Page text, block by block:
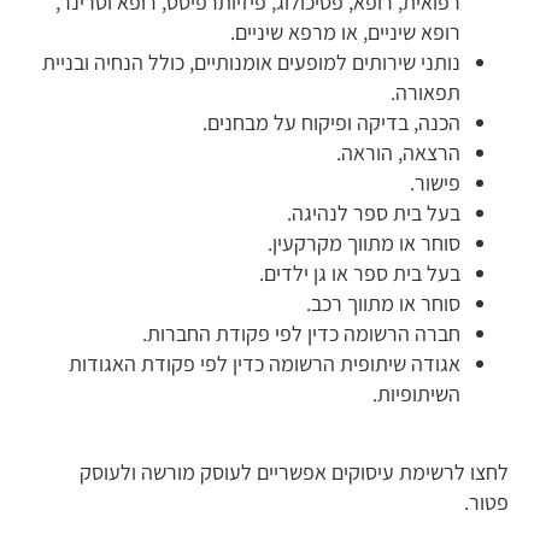
רופא שיניים, או מרפא שיניים.
נותני שירותים למופעים אומנותיים, כולל הנחיה ובניית
תפאורה.
הכנה, בדיקה ופיקוח על מבחנים.
הרצאה, הוראה.
פישור.
בעל בית ספר לנהיגה.
סוחר או מתווך מקרקעין.
בעל בית ספר או גן ילדים.
סוחר או מתווך רכב.
חברה הרשומה כדין לפי פקודת החברות.
אגודה שיתופית הרשומה כדין לפי פקודת האגודות
השיתופיות.
לרשימתעיסוקיםאפשרייםלעוסקמורשה ולעוסק
.